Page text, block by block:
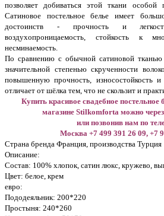
позволяет добиваться этой ткани особой
Сатиновое постельное белье имеет
достоинств - прочность и
воздухопроницаемость, стойкость к
несминаемость.
По сравнению с обычной сатиновой тканью
значительной степенью скрученности
повышенную прочность, износостойкость
отличает от шёлка тем, что не скользит и
Купить красивое свадебное постельное
магазине Stilkomforta можно через
или позвонив нам по
Москва +7 499 391 26 09, +7
Страна бренда Франция, производства Турция
Описание:
Состав: 100% хлопок, сатин люкс, кружево,
Цвет: белое, крем
евро:
Пододеяльник: 200*220
Простыня: 240*260